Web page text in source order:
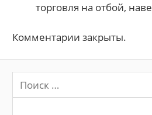
торговля на отбой,
Комментарии закрыты.